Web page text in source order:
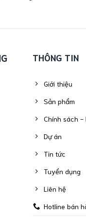
THÔNG TIN
Giới thiệu
Sản phẩm
Chính sách -
Dự án
Tin tức
Tuyển dụng
Liên hệ
Hotline bán